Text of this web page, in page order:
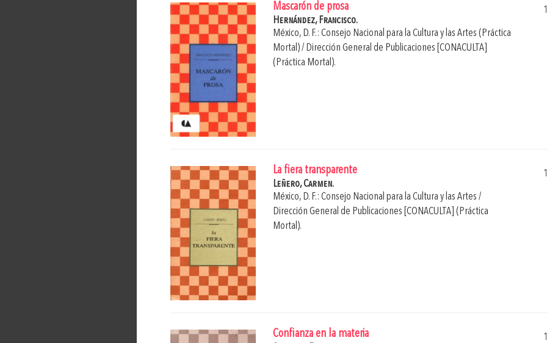
Mascarón de prosa
Hernández, Francisco.
México, D. F.: Consejo Nacional para la Cultura y las Artes (Práctica
Mortal) / Dirección General de Publicaciones [CONACULTA]
(Práctica Mortal).
La fiera transparente
Leñero, Carmen.
México, D. F.: Consejo Nacional para la Cultura y las Artes /
Dirección General de Publicaciones [CONACULTA] (Práctica
Mortal).
Confianza en la materia